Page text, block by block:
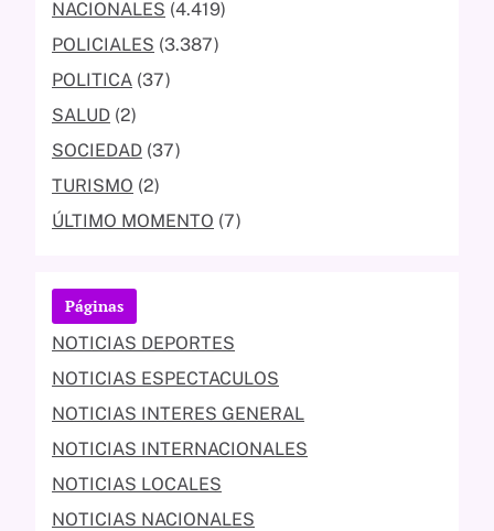
NACIONALES (4.419)
POLICIALES (3.387)
POLITICA (37)
SALUD (2)
SOCIEDAD (37)
TURISMO (2)
ÚLTIMO MOMENTO (7)
Páginas
NOTICIAS DEPORTES
NOTICIAS ESPECTACULOS
NOTICIAS INTERES GENERAL
NOTICIAS INTERNACIONALES
NOTICIAS LOCALES
NOTICIAS NACIONALES